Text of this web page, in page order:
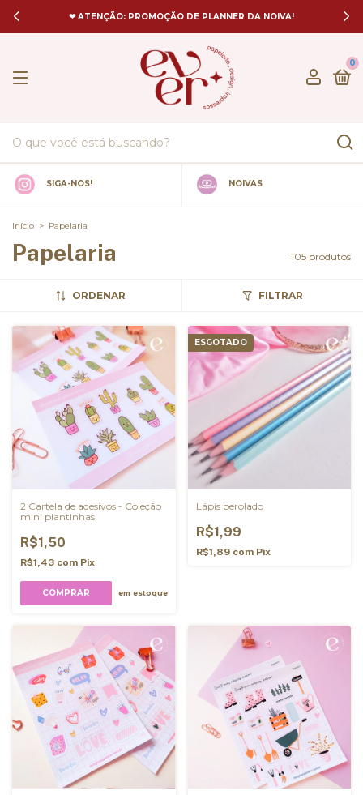
❤ ATENÇÃO: PROMOÇÃO DE PLANNER DA NOIVA!
0
SIGA-NOS! NOIVAS
Início > Papelaria
Papelaria 105 produtos
ORDENAR FILTRAR
2 Cartela de adesivos - Coleção
mini plantinhas
R$1,50
R$1,43 com Pix
em estoque
ESGOTADO
Lápis perolado
R$1,99
R$1,89 com Pix